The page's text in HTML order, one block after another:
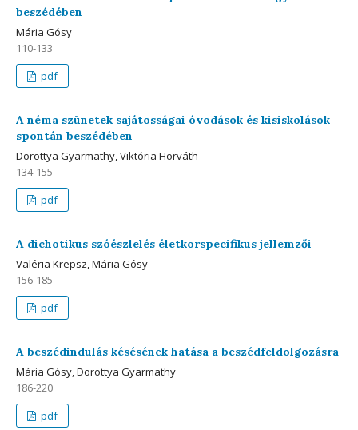
beszédében
Mária Gósy
110-133
pdf
A néma szünetek sajátosságai óvodások és kisiskolások
spontán beszédében
Dorottya Gyarmathy, Viktória Horváth
134-155
pdf
A dichotikus szóészlelés életkorspecifikus jellemzői
Valéria Krepsz, Mária Gósy
156-185
pdf
A beszédindulás késésének hatása a beszédfeldolgozásra
Mária Gósy, Dorottya Gyarmathy
186-220
pdf